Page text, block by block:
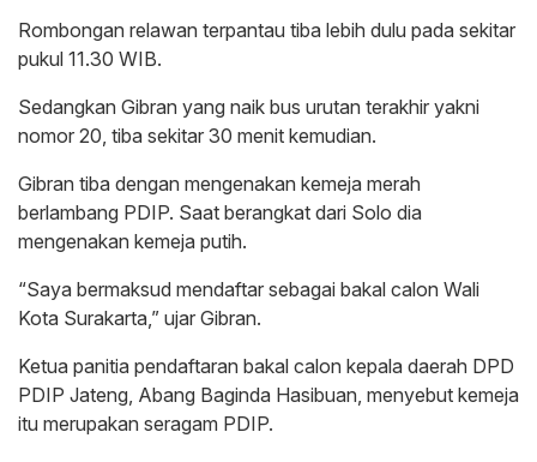
Rombongan relawan terpantau tiba lebih dulu pada sekitar
pukul 11.30 WIB.
Sedangkan Gibran yang naik bus urutan terakhir yakni
nomor 20, tiba sekitar 30 menit kemudian.
Gibran tiba dengan mengenakan kemeja merah
berlambang PDIP. Saat berangkat dari Solo dia
mengenakan kemeja putih.
“Saya bermaksud mendaftar sebagai bakal calon Wali
Kota Surakarta,” ujar Gibran.
Ketua panitia pendaftaran bakal calon kepala daerah DPD
PDIP Jateng, Abang Baginda Hasibuan, menyebut kemeja
itu merupakan seragam PDIP.